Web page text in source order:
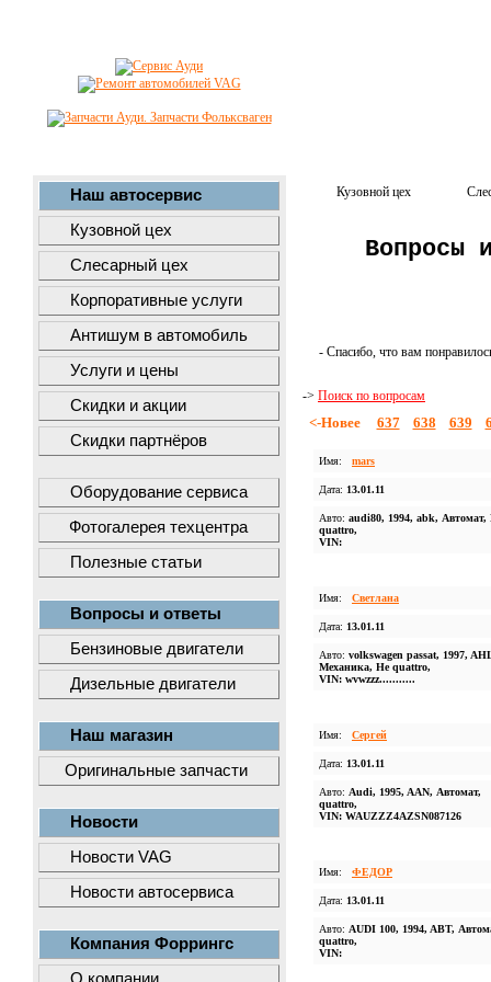
Наш автосервис
Кузовной цех
Слесарный цех
Корпоративные услуги
Антишум в автомобиль
Услуги и цены
Скидки и акции
Скидки партнёров
Оборудование сервиса
Фотогалерея техцентра
Полезные статьи
Вопросы и ответы
Бензиновые двигатели
Дизельные двигатели
Наш магазин
Оригинальные запчасти
Новости
Новости VAG
Новости автосервиса
Компания Форрингс
Кузовной цех
Вопросы
- Спасибо, что вам
-> Поиск по вопросам
<-Новее 637 638 639
Имя: mars
Дата: 13.01.11
Авто: audi80, 1994, abk, Автомат,
quattro,
VIN:
Имя: Светлана
Дата: 13.01.11
Авто: volkswagen passat, 1997,
Механика, Не quattro,
VIN: wvwzzz...........
Имя: Сергей
Дата: 13.01.11
Авто: Audi, 1995, AAN, Автомат,
quattro,
VIN: WAUZZZ4AZSN087126
Имя: ФЕДОР
Дата: 13.01.11
Авто: AUDI 100, 1994, ABT,
quattro,
VIN: